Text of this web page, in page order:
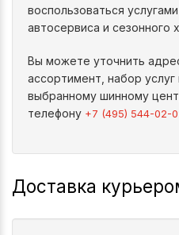
воспользоваться услугами
автосервиса и сезонного
Вы можете уточнить
ассортимент, набор
выбранному шинному
телефону +7 (495) 544-02-
Доставка